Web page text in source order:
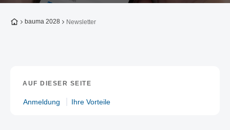
Zur Startseite
bauma 2028 Newsletter
AUF DIESER SEITE
Anmeldung Ihre Vorteile